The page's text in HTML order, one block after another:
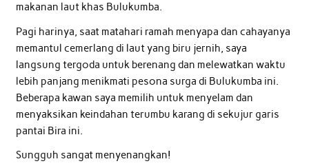
makanan laut khas Bulukumba.
Pagi harinya, saat matahari ramah menyapa dan cahayanya
memantul cemerlang di laut yang biru jernih, saya
langsung tergoda untuk berenang dan melewatkan waktu
lebih panjang menikmati pesona surga di Bulukumba ini.
Beberapa kawan saya memilih untuk menyelam dan
menyaksikan keindahan terumbu karang di sekujur garis
pantai Bira ini.
Sungguh sangat menyenangkan!